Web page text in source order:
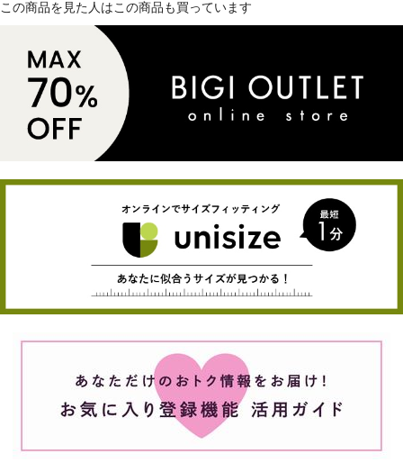
この商品を見た人はこの商品も買っています